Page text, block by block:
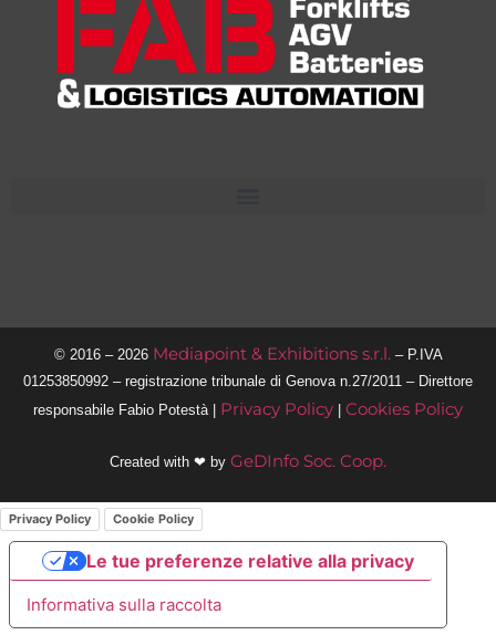
© 2016 – 2026 Mediapoint & Exhibitions s.r.l. – P.IVA
01253850992 – registrazione tribunale di Genova n.27/2011 – Direttore
responsabile Fabio Potestà | Privacy Policy | Cookies Policy
Created with ❤ by GeDInfo Soc. Coop.
Privacy Policy Cookie Policy
Informativa sulla raccolta
Le tue preferenze relative alla privacy